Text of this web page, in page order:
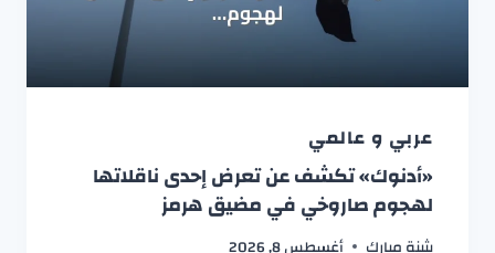
عربي و عالمي
«أدنوك» تكشف عن تعرض إحدى ناقلاتها
لهجوم صاروخي في مضيق هرمز
بثينة مبارك أغسطس 8, 2026